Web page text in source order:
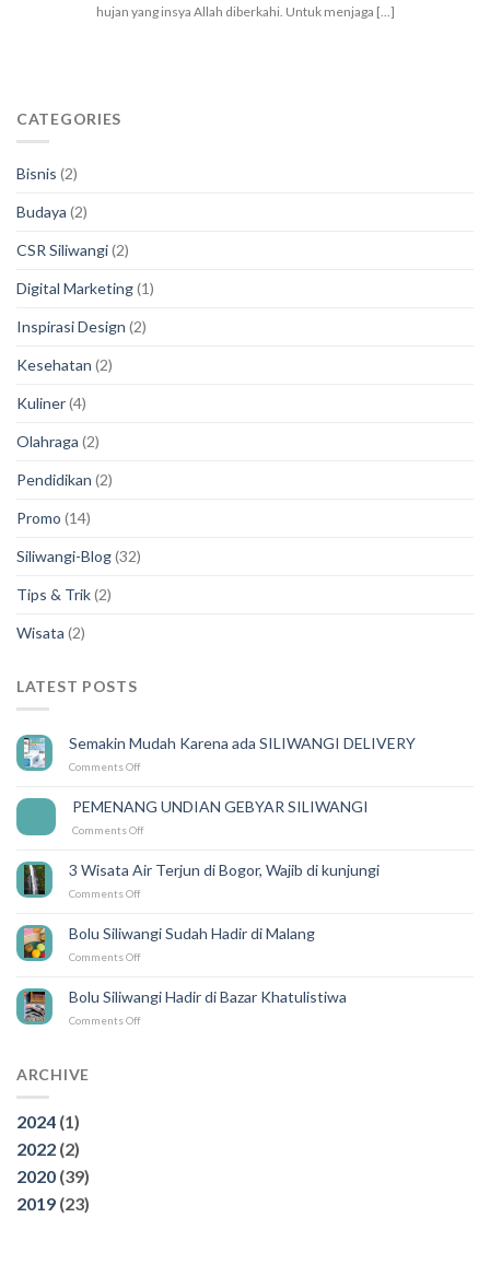
CATEGORIES
Bisnis (2)
Budaya (2)
CSR Siliwangi(2)
Digital Marketing(1)
Inspirasi Design (2)
Kesehatan (2)
Kuliner(4)
Olahraga (2)
Pendidikan (2)
Promo (14)
Siliwangi-Blog(32)
Tips & Trik(2)
Wisata (2)
LATEST POSTS
Semakin Mudah Karena ada SILIWANGI DELIVERY
Comments Offon
Karena
ada
DELIVERY
PEMENANG UNDIAN GEBYAR SILIWANGI
Comments Offon
GEBYAR
3 Wisata Air Terjun di Bogor, Wajib di kunjungi
Comments Offon
Air
Terjun
Bogor,
Wajib
di
Bolu Siliwangi Sudah Hadir di Malang
Comments Offon
Sudah
Hadir
Bolu Siliwangi Hadir di Bazar Khatulistiwa
Comments Offon
ARCHIVE
2024 (1)
2022 (2)
2020 (39)
2019 (23)
hujan yang insya Allah diberkahi. Untuk menjaga [...]